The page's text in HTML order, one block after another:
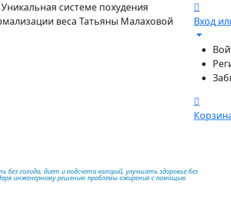
Уникальная системе похудения
веса Татьяны Малаховой
Вход
голода, диет и подсчета калорий, улучшать здоровье без
инженерному решению проблемы ожирения с помощью